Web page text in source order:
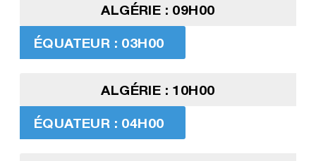
ALGÉRIE : 09H00
ÉQUATEUR : 03H00
ALGÉRIE : 10H00
ÉQUATEUR : 04H00